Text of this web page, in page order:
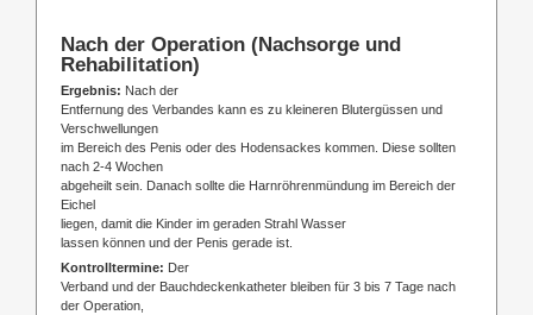
Nach der Operation (Nachsorge und
Rehabilitation)
Ergebnis: Nach der
Entfernung des Verbandes kann es zu kleineren Blutergüssen und
Verschwellungen
im Bereich des Penis oder des Hodensackes kommen. Diese sollten
nach 2-4 Wochen
abgeheilt sein. Danach sollte die Harnröhrenmündung im Bereich der
Eichel
liegen, damit die Kinder im geraden Strahl Wasser
lassen können und der Penis gerade ist.
Kontrolltermine: Der
Verband und der Bauchdeckenkatheter bleiben für 3 bis 7 Tage nach
der Operation,